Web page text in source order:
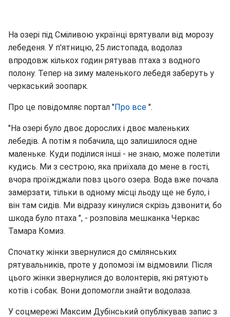
На озері під Сміливою українці врятували від морозу
лебеденя. У п'ятницю, 25 листопада, водолаз
впродовж кількох годин рятував птаха з водного
полону. Тепер на зиму маленького лебедя заберуть у
черкаський зоопарк.
Про це повідомляє портал "Про все ".
"На озері було двоє дорослих і двоє маленьких
лебедів. А потім я побачила, що залишилося одне
маленьке. Куди поділися інші - не знаю, може полетіли
кудись. Ми з сестрою, яка приїхала до мене в гості,
вчора проїжджали повз цього озера. Вода вже почала
замерзати, тільки в одному місці льоду ще не було, і
він там сидів. Ми відразу кинулися скрізь дзвонити, бо
шкода було птаха ", - розповіла мешканка Черкас
Тамара Комиз.
Спочатку жінки звернулися до смілянських
рятувальників, проте у допомозі їм відмовили. Після
цього жінки звернулися до волонтерів, які рятують
котів і собак. Вони допомогли знайти водолаза.
У соцмережі Максим Дубінський опублікував запис з